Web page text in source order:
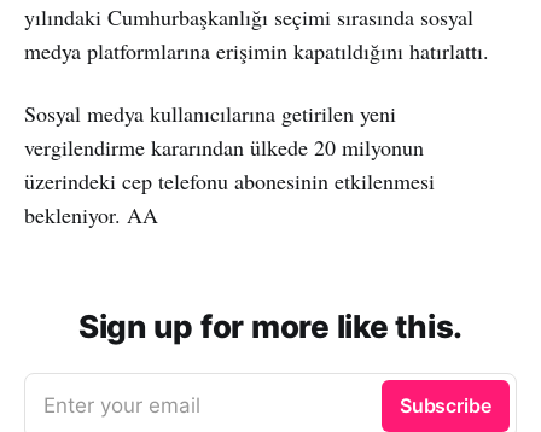
yılındaki Cumhurbaşkanlığı seçimi sırasında sosyal
medya platformlarına erişimin kapatıldığını hatırlattı.
Sosyal medya kullanıcılarına getirilen yeni
vergilendirme kararından ülkede 20 milyonun
üzerindeki cep telefonu abonesinin etkilenmesi
bekleniyor. AA
Sign up for more like this.
Enter your email Subscribe